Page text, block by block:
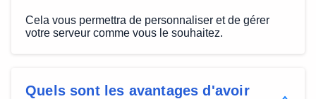
Cela vous permettra de personnaliser et de gérer
votre serveur comme vous le souhaitez.
Quels sont les avantages d'avoir